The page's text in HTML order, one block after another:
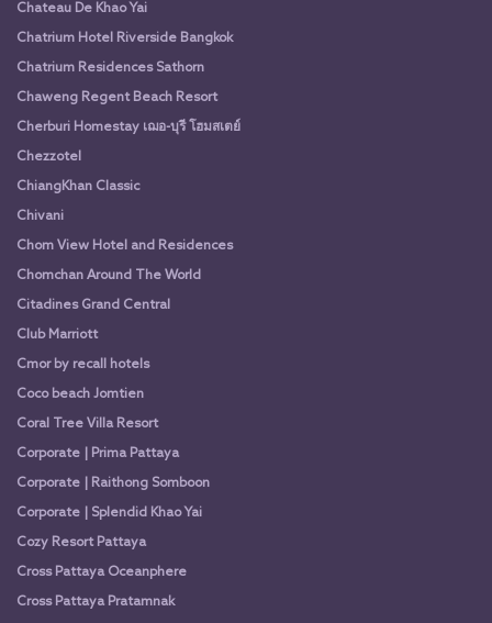
Chateau De Khao Yai
Chatrium Hotel Riverside Bangkok
Chatrium Residences Sathorn
Chaweng Regent Beach Resort
Cherburi Homestay เฌอ-บุรี โฮมสเตย์
Chezzotel
ChiangKhan Classic
Chivani
Chom View Hotel and Residences
Chomchan Around The World
Citadines Grand Central
Club Marriott
Cmor by recall hotels
Coco beach Jomtien
Coral Tree Villa Resort
Corporate | Prima Pattaya
Corporate | Raithong Somboon
Corporate | Splendid Khao Yai
Cozy Resort Pattaya
Cross Pattaya Oceanphere
Cross Pattaya Pratamnak